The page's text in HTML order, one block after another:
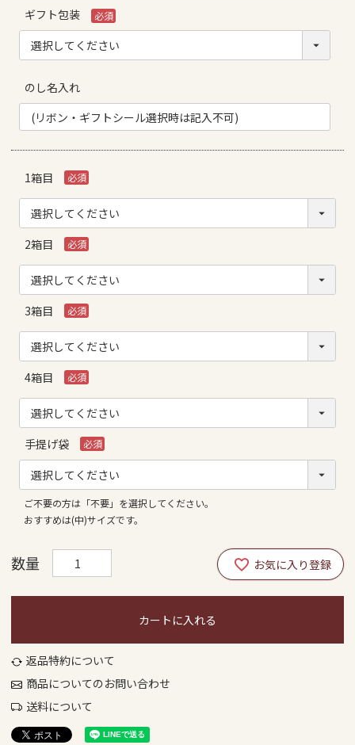
ギフト包装
(必
須)
のし名入れ
1箱目
(必
須)
2箱目
(必
須)
3箱目
(必
須)
4箱目
(必
須)
手提げ袋
(必
須)
ご不要の方は「不要」を選択してください。
おすすめは(中)サイズです。
カートに入れる
返品特約について
商品についてのお問い合わせ
送料について